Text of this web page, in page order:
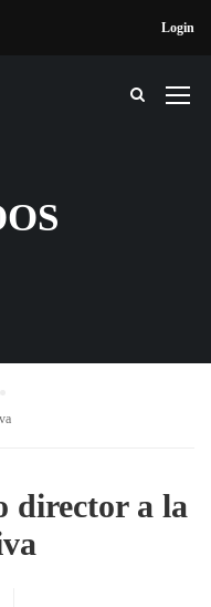
Login
director a la